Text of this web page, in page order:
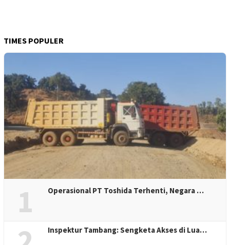
TIMES POPULER
1 Operasional PT Toshida Terhenti, Negara …
Inspektur Tambang: Sengketa Akses di Lua…